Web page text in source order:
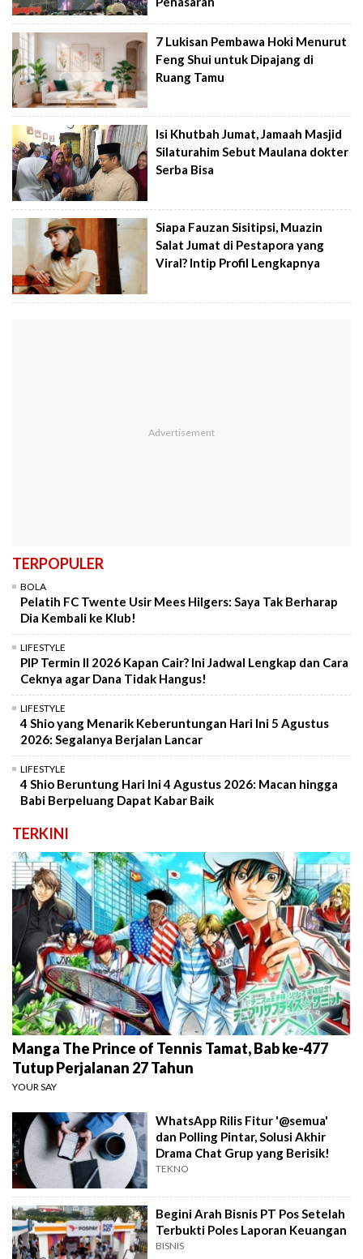
7 Lukisan Pembawa Hoki Menurut
Feng Shui untuk Dipajang di
Ruang Tamu
Isi Khutbah Jumat, Jamaah Masjid
Silaturahim Sebut Maulana dokter
Serba Bisa
Siapa Fauzan Sisitipsi, Muazin
Salat Jumat di Pestapora yang
Viral? Intip Profil Lengkapnya
TERPOPULER
BOLA
Pelatih FC Twente Usir Mees Hilgers: Saya Tak Berharap
Dia Kembali ke Klub!
LIFESTYLE
PIP Termin II 2026 Kapan Cair? Ini Jadwal Lengkap dan Cara
Ceknya agar Dana Tidak Hangus!
LIFESTYLE
4 Shio yang Menarik Keberuntungan Hari Ini 5 Agustus
2026: Segalanya Berjalan Lancar
LIFESTYLE
4 Shio Beruntung Hari Ini 4 Agustus 2026: Macan hingga
Babi Berpeluang Dapat Kabar Baik
TERKINI
Manga The Prince of Tennis Tamat, Bab ke-477
Tutup Perjalanan 27 Tahun
YOUR SAY
WhatsApp Rilis Fitur '@semua'
dan Polling Pintar, Solusi Akhir
Drama Chat Grup yang Berisik!
TEKNO
Begini Arah Bisnis PT Pos Setelah
Terbukti Poles Laporan Keuangan
BISNIS